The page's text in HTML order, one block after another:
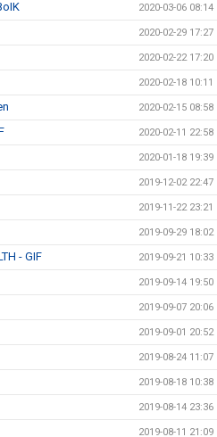
2020-03-06 08:14
2020-02-29 17:27
2020-02-22 17:20
2020-02-18 10:11
2020-02-15 08:58
2020-02-11 22:58
2020-01-18 19:39
2019-12-02 22:47
2019-11-22 23:21
2019-09-29 18:02
- GIF 2019-09-21 10:33
2019-09-14 19:50
2019-09-07 20:06
2019-09-01 20:52
2019-08-24 11:07
2019-08-18 10:38
2019-08-14 23:36
2019-08-11 21:09